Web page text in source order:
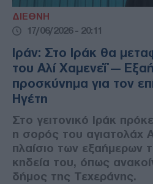
ΔΙΕΘΝΗ
17/06/2026 - 20:11
Ιράν: Στο Ιράκ θα
του Αλί Χαμενεΐ —
προσκύνημα για τον
Ηγέτη
Στο γειτονικό Ιράκ
η σορός του αγιατολάχ
πλαίσιο των εξαήμερων
κηδεία του, όπως
δήμος της Τεχεράνης.